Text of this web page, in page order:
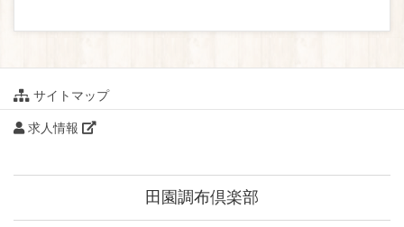
サイトマップ
求人情報
田園調布倶楽部